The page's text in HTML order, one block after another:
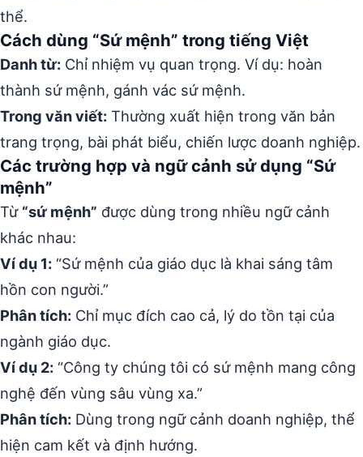
thể.
Cách dùng “Sứ mệnh” trong tiếng Việt
Danh từ: Chỉ nhiệm vụ quan trọng. Ví dụ: hoàn
thành sứ mệnh, gánh vác sứ mệnh.
Trong văn viết: Thường xuất hiện trong văn bản
trang trọng, bài phát biểu, chiến lược doanh nghiệp.
Các trường hợp và ngữ cảnh sử dụng “Sứ
mệnh”
Từ “sứ mệnh” được dùng trong nhiều ngữ cảnh
khác nhau:
Ví dụ 1: “Sứ mệnh của giáo dục là khai sáng tâm
hồn con người.”
Phân tích: Chỉ mục đích cao cả, lý do tồn tại của
ngành giáo dục.
Ví dụ 2: “Công ty chúng tôi có sứ mệnh mang công
nghệ đến vùng sâu vùng xa.”
Phân tích: Dùng trong ngữ cảnh doanh nghiệp, thể
hiện cam kết và định hướng.